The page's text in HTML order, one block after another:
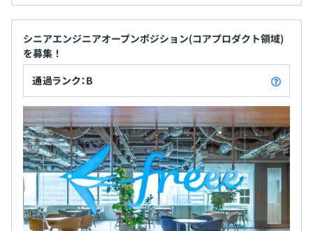
シニアエンジニアオープンポジション(コアプロダクト領域)
を募集！
通過ランク：B